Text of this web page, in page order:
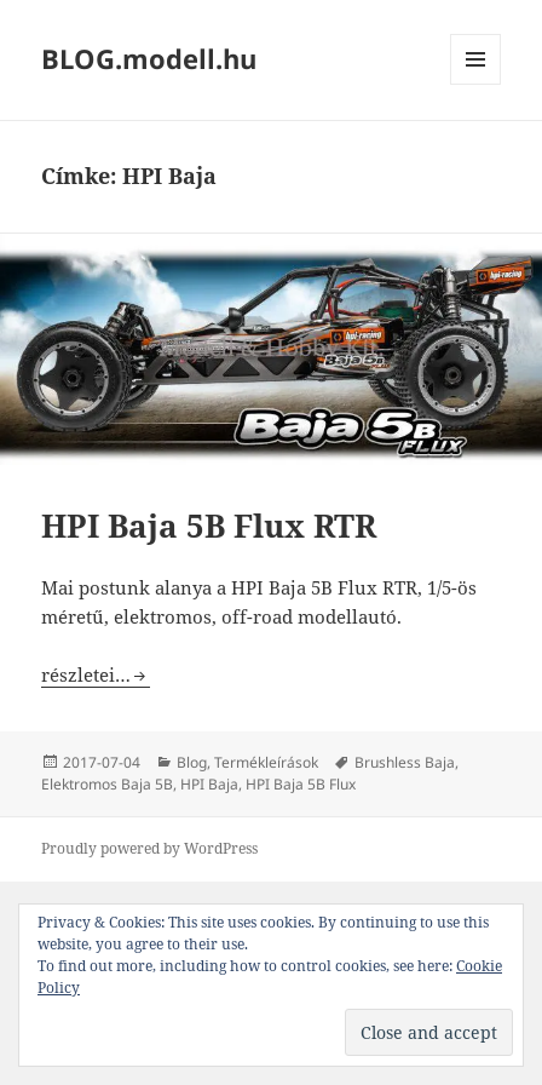
BLOG.modell.hu
Címke:HPI Baja
HPI Baja 5B Flux RTR
Mai postunk alanya a HPI Baja 5B Flux RTR, 1/5-ös
méretű, elektromos, off-road modellautó.
HPI Baja 5B Flux RTR
részletei…
Közzétéve
2017-07-04 Kategória
Blog,Termékleírások Címke
Brushless Baja,
Elektromos Baja 5B, HPI Baja, HPI Baja 5B Flux
Proudly powered by WordPress
Privacy & Cookies: This site uses cookies. By continuing to use this
website, you agree to their use.
To find out more, including how to control cookies, see here:Cookie
Policy